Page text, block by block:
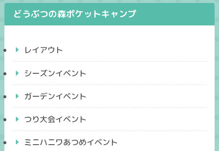
どうぶつの森ポケットキャンプ
レイアウト
シーズンイベント
ガーデンイベント
つり大会イベント
ミニハニワあつめイベント